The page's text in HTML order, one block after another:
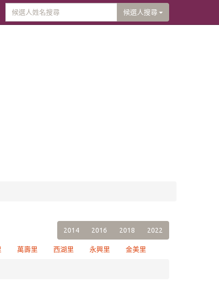
候選人搜尋
2014 2016 2018 2022
萬壽里 西湖里 永興里 金美里